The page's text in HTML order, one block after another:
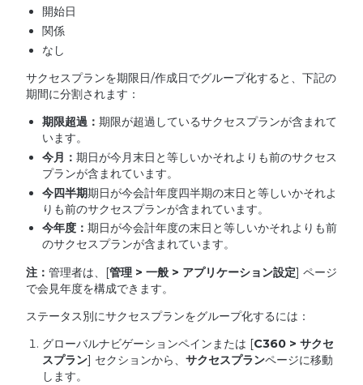
開始日
関係
なし
サクセスプランを期限日/作成日でグループ化すると、下記の
期間に分割されます：
期限超過： 期限が超過しているサクセスプランが含まれて
います。
今月： 期日が今月末日と等しいかそれよりも前のサクセス
プランが含まれています。
今四半期期日が今会計年度四半期の末日と等しいかそれよ
りも前のサクセスプランが含まれています。
今年度： 期日が今会計年度の末日と等しいかそれよりも前
のサクセスプランが含まれています。
注： 管理者は、[管理 > 一般 > アプリケーション設定] ページ
で会見年度を構成できます。
ステータス別にサクセスプランをグループ化するには：
グローバルナビゲーションペインまたは [C360 > サクセ
スプラン] セクションから、 サクセスプランページに移動
します。